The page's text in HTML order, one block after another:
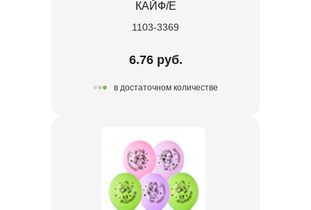
КАЙФ/E
1103-3369
6.76 руб.
в достаточном количестве